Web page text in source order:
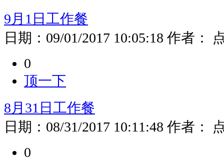
9月1日工作餐
日期： 09/01/2017 10:05:18 作者：
0
顶一下
8月31日工作餐
日期： 08/31/2017 10:11:48 作者：
0